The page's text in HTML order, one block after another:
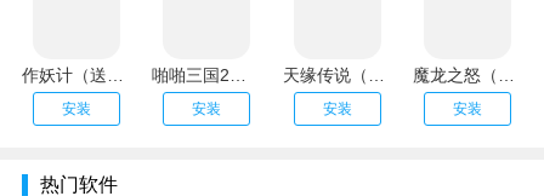
安装 安装 安装 安装
热门软件